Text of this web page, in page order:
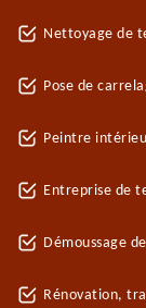
Nettoyage de
Pose de
Peintre
Entreprise de
Démoussage
Rénovation,